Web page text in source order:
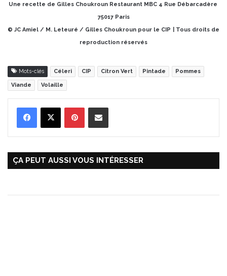
Une recette de Gilles Choukroun Restaurant MBC 4 Rue Débarcadère
75017 Paris
© JC Amiel / M. Leteuré / Gilles Choukroun pour le CIP
| Tous droits de
reproduction réservés
Mots-clés Céleri CIP Citron Vert Pintade Pommes
Viande Volaille
ÇA PEUT AUSSI VOUS INTÉRESSER